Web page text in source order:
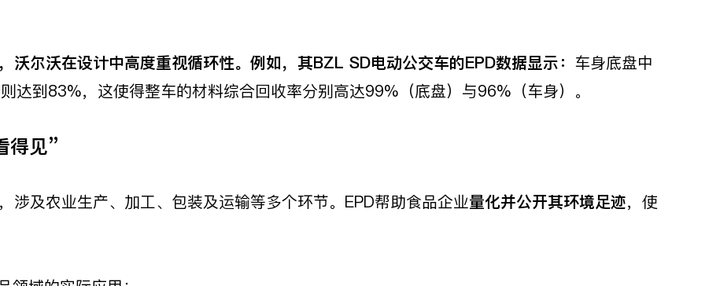
尔沃在设计中高度重视循环性。例如，其BZL SD电动公交车的EPD数据显示： 车身底盘中
达到83%，这使得整车的材料综合回收率分别高达99%（底盘）与96%（车身）。
得见”
涉及农业生产、加工、包装及运输等多个环节。EPD帮助食品企业量化并公开其环境足迹，使